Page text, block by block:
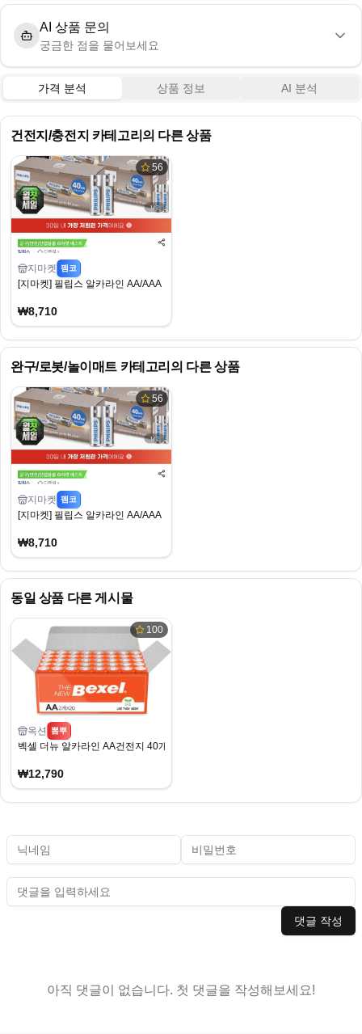
AI 상품 문의
궁금한 점을 물어보세요
가격 분석 상품 정보 AI 분석
건전지/충전지 카테고리의 다른 상품
56
지마켓 펨코
[지마켓] 필립스 알카라인 AA/AAA 건전지 40개입 (8,710원) (무료)
₩8,710
완구/로봇/놀이매트 카테고리의 다른 상품
56
지마켓 펨코
[지마켓] 필립스 알카라인 AA/AAA 건전지 40개입 (8,710원) (무료)
₩8,710
동일 상품 다른 게시물
100
옥션 뽐뿌
벡셀 더뉴 알카라인 AA건전지 40개입 12,790원/무배
₩12,790
댓글 작성
아직 댓글이 없습니다. 첫 댓글을 작성해보세요!